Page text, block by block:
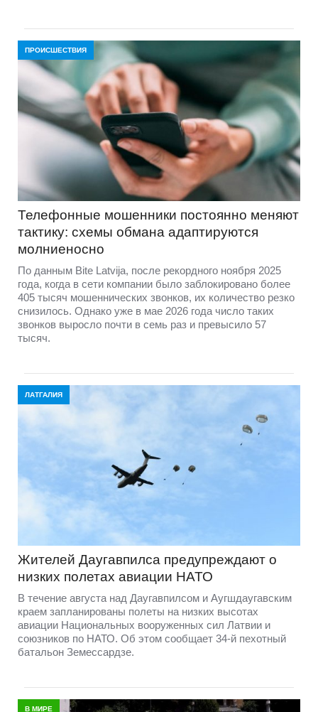
ПРОИСШЕСТВИЯ
Телефонные мошенники постоянно меняют
тактику: схемы обмана адаптируются
молниеносно
По данным Bite Latvija, после рекордного ноября 2025
года, когда в сети компании было заблокировано более
405 тысяч мошеннических звонков, их количество резко
снизилось. Однако уже в мае 2026 года число таких
звонков выросло почти в семь раз и превысило 57
тысяч.
ЛАТГАЛИЯ
Жителей Даугавпилса предупреждают о
низких полетах авиации НАТО
В течение августа над Даугавпилсом и Аугшдаугавским
краем запланированы полеты на низких высотах
авиации Национальных вооруженных сил Латвии и
союзников по НАТО. Об этом сообщает 34-й пехотный
батальон Земессардзе.
В МИРЕ